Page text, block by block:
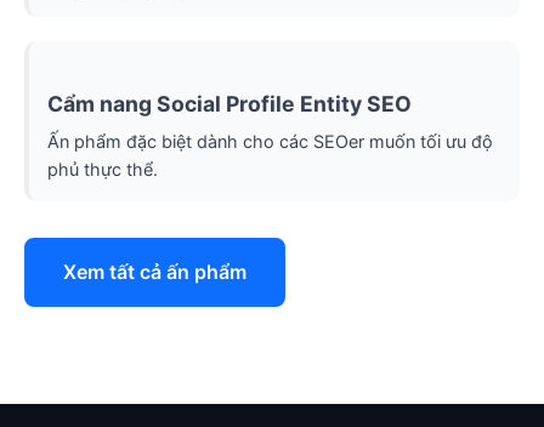
Cẩm nang Social Profile Entity SEO
Ấn phẩm đặc biệt dành cho các SEOer muốn tối ưu độ
phủ thực thể.
Xem tất cả ấn phẩm